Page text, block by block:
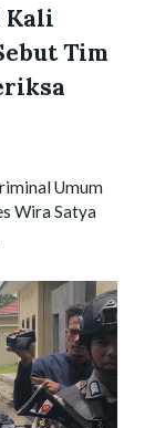
Kali
Tim
Umum
Wira Satya